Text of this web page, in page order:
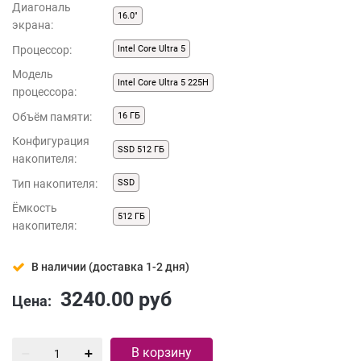
Диагональ
экрана:
16.0"
Процессор: Intel Core Ultra 5
Модель
процессора:
Intel Core Ultra 5 225H
Объём памяти: 16 ГБ
Конфигурация
накопителя:
SSD 512 ГБ
Тип накопителя: SSD
Ёмкость
накопителя:
512 ГБ
В наличии (доставка 1-2 дня)
Цена: 3240.00 руб
В корзину